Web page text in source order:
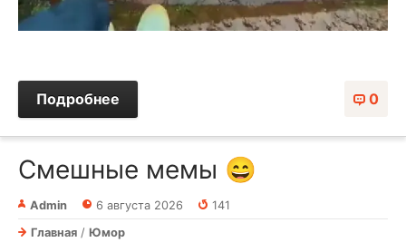
0
Подробнее
Смешные мемы 😄
Admin 6 августа 2026
141
Главная / Юмор